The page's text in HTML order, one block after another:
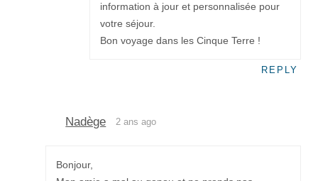
information à jour et personnalisée pour
votre séjour.
Bon voyage dans les Cinque Terre !
REPLY
Nadège 2 ans ago
Bonjour,